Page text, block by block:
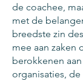
de coachee,
met de
breedste zin
mee aan zaken
berokkenen
organisaties,